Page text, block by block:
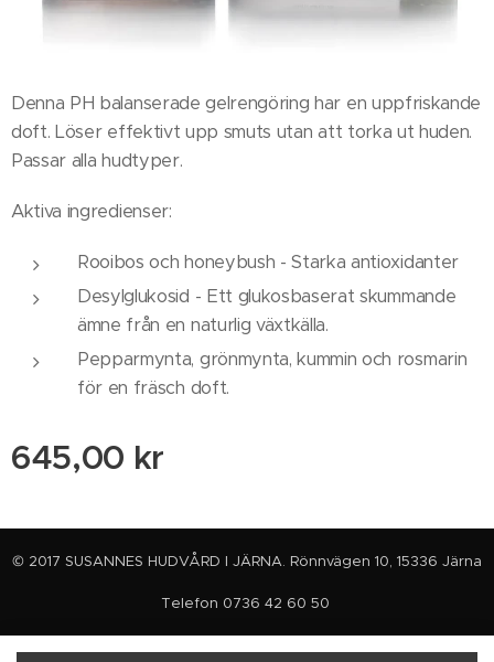
Denna PH balanserade gelrengöring har en uppfriskande
doft. Löser effektivt upp smuts utan att torka ut huden.
Passar alla hudtyper.
Aktiva ingredienser:
Rooibos och honeybush - Starka antioxidanter
Desylglukosid - Ett glukosbaserat skummande
ämne från en naturlig växtkälla.
Pepparmynta, grönmynta, kummin och rosmarin
för en fräsch doft.
645,00 kr
© 2017 SUSANNES HUDVÅRD I JÄRNA. Rönnvägen 10, 15336 Järna
Telefon 0736 42 60 50